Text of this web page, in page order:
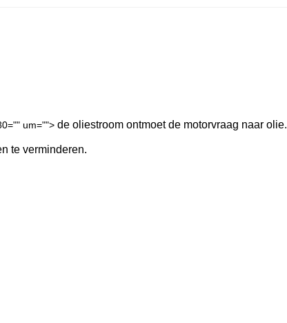
um=""> de oliestroom ontmoet de motorvraag naar olie.
te verminderen.